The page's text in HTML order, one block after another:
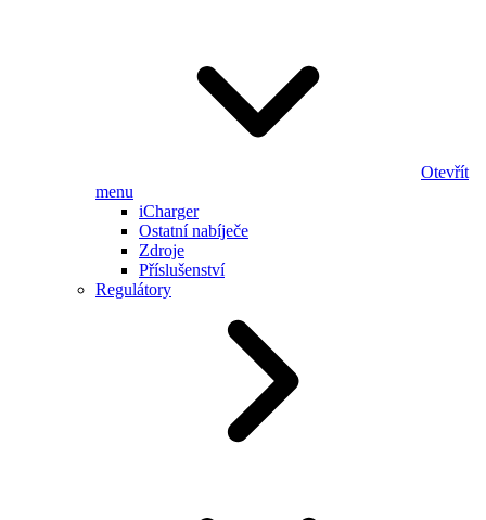
Otevřít
menu
iCharger
Ostatní nabíječe
Zdroje
Příslušenství
Regulátory